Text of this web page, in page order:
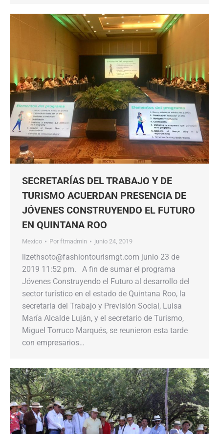
SECRETARÍAS DEL TRABAJO Y DE
TURISMO ACUERDAN PRESENCIA DE
JÓVENES CONSTRUYENDO EL FUTURO
EN QUINTANA ROO
Mexico Por ftmadmin junio 24, 2019
lizethsoto@fashiontourismgt.com junio 23 de
2019 11:52 pm. A fin de sumar el programa
Jóvenes Construyendo el Futuro al desarrollo del
sector turístico en el estado de Quintana Roo, la
secretaria del Trabajo y Previsión Social, Luisa
María Alcalde Luján, y el secretario de Turismo,
Miguel Torruco Marqués, se reunieron esta tarde
con empresarios…